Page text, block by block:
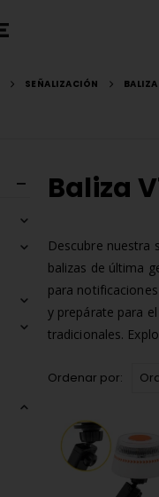
SEÑALIZACIÓN BALIZA
Baliza
Descubre nuestra
balizas de última
para
y prepárate para
tradicionales.
Ordenar por: